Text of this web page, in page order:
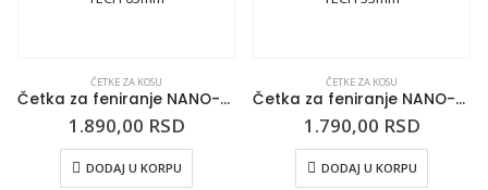
ČETKE ZA KOSU
Četka za feniranje NANO-TECH 65mm
1.890,00 RSD
DODAJ U KORPU
ČETKE ZA KOSU
Četka za feniranje NANO-TECH 53mm
1.790,00 RSD
DODAJ U KORPU